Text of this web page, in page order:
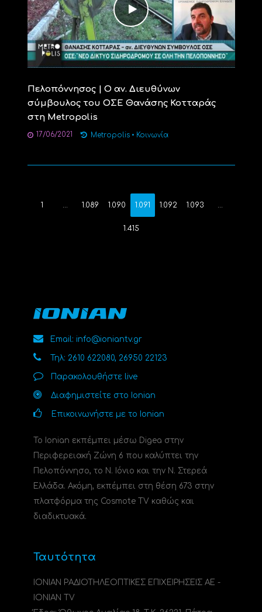
Πελοπόννησος | Ο αν. Διευθύνων
σύμβουλος του ΟΣΕ Θανάσης Κοτταράς
στη Metropolis
17/06/2021 Metropolis • Κοινωνία
1 1.089 1.090 1.091 1.092 1.093
1.415
Email: info@ioniantv.gr
Τηλ: 2610 622080, 26950 22123
Παρακολουθήστε live
Διαφημιστείτε στο Ionian
Επικοινωνήστε με το Ionian
Το Ionian εκπέμπει μέσω Digea στην
Περιφερειακή Ζώνη 6 που καλύπτει την
Πελοπόννησο, το N. Ιόνιο και την Ν. Στερεά
Ελλάδα. Ακόμη, εκπέμπει στη θέση 673 στην
πλατφόρμα της Cosmote TV καθώς και
διαδικτυακά.
Ταυτότητα
ΙΟΝΙΑΝ ΡΑΔΙΟΤΗΛΕΟΠΤΙΚΕΣ ΕΠΙΧΕΙΡΗΣΕΙΣ ΑΕ -
IONIAN TV